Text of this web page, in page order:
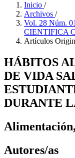
Inicio /
Archivos /
Vol. 28 Núm.
CIENTIFICA
Artículos
HÁBITOS
DE VIDA
DURANTE
Autores/as